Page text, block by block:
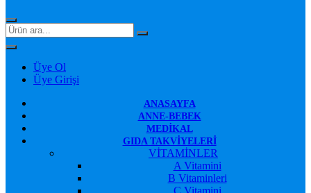
Üye Ol
Üye Girişi
ANASAYFA
ANNE-BEBEK
MEDIKAL
GIDA TAKVIYELERI
VİTAMİNLER
A Vitamini
B Vitaminleri
C Vitamini